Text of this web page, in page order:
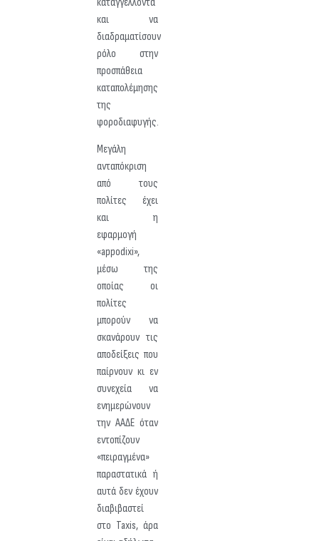
και να
διαδραματίσουν
ρόλο στην
προσπάθεια
καταπολέμησης
της
φοροδιαφυγής.
Μεγάλη
ανταπόκριση
από τους
πολίτες έχει
και η
εφαρμογή
«appodixi»,
μέσω της
οποίας οι
πολίτες
μπορούν να
σκανάρουν τις
αποδείξεις που
παίρνουν κι εν
συνεχεία να
ενημερώνουν
την ΑΑΔΕ όταν
εντοπίζουν
«πειραγμένα»
παραστατικά ή
αυτά δεν έχουν
διαβιβαστεί
στο Taxis, άρα